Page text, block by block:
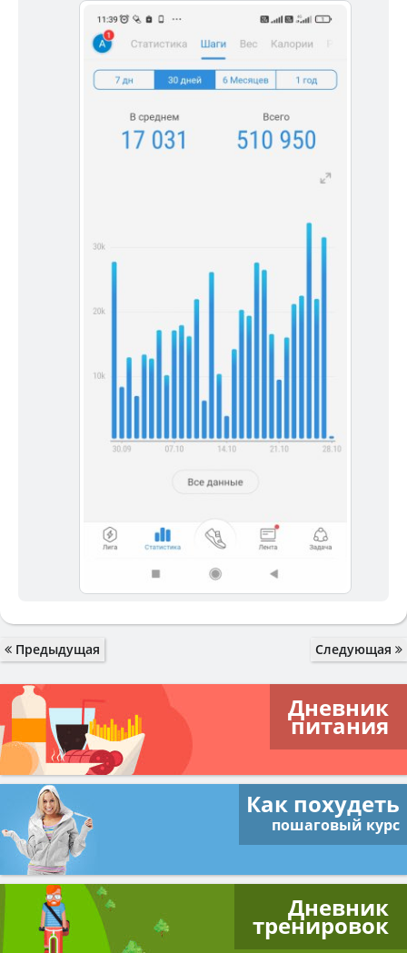
Предыдущая Следующая
Дневник
питания
Как похудеть
пошаговый курс
Дневник
тренировок